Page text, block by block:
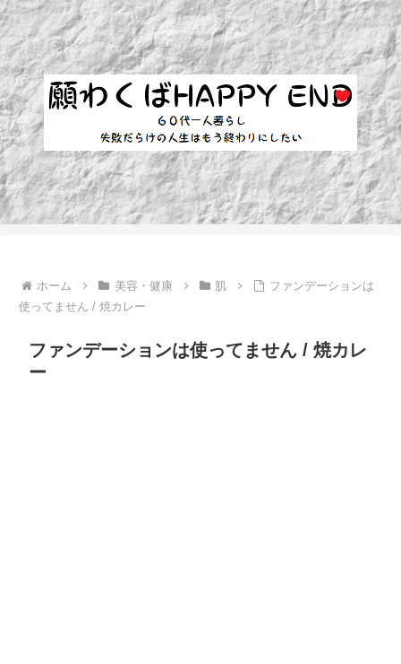
ホーム 美容・健康 肌
ファンデーションは
使ってません / 焼カレー
ファンデーションは使ってません / 焼カレ
ー